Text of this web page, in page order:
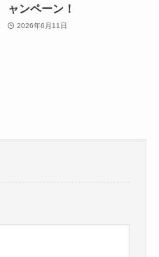
ャンペーン！
2026年6月11日